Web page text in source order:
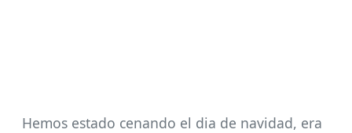
Hemos estado cenando el dia de navidad, era